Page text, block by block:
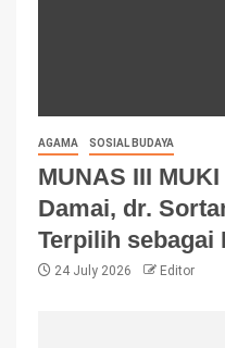
AGAMA SOSIAL BUDAYA
MUNAS III
Damai, dr.
Terpilih sebagai
24 July 2026 Editor